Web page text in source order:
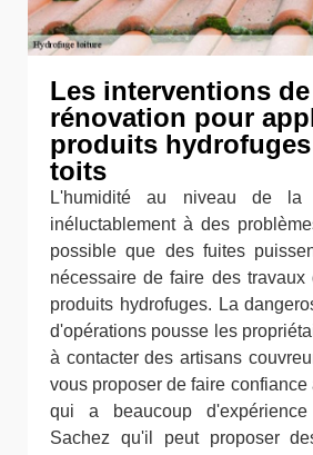
Les interventions
rénovation pour
produits
toits
L'humidité au niveau de la
inéluctablement à des
possible que des fuites
nécessaire de faire des travaux
produits hydrofuges. La
d'opérations pousse les
à contacter des artisans
vous proposer de faire confiance
qui a beaucoup
Sachez qu'il peut proposer